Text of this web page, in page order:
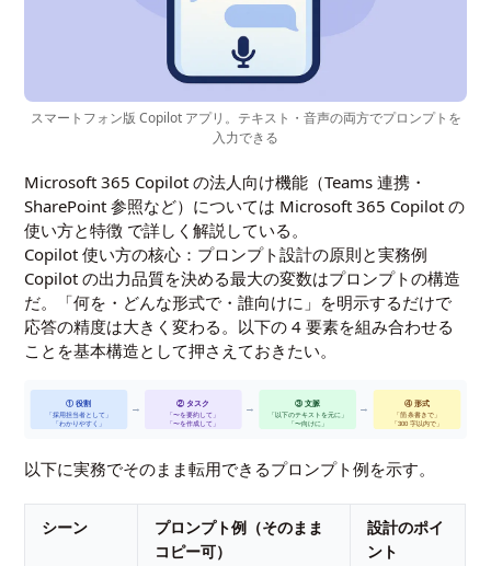
スマートフォン版 Copilot アプリ。テキスト・音声の両方でプロンプトを
入力できる
Microsoft 365 Copilot の法人向け機能（Teams 連携・
SharePoint 参照など）については Microsoft 365 Copilot の
使い方と特徴 で詳しく解説している。
Copilot 使い方の核心：プロンプト設計の原則と実務例
Copilot の出力品質を決める最大の変数はプロンプトの構造
だ。「何を・どんな形式で・誰向けに」を明示するだけで
応答の精度は大きく変わる。以下の 4 要素を組み合わせる
ことを基本構造として押さえておきたい。
① 役割
「採用担当者として」
「わかりやすく」
→ ② タスク
「〜を要約して」
「〜を作成して」
→ ③ 文脈
「以下のテキストを元に」
「〜向けに」
→ ④ 形式
「箇条書きで」
「300 字以内で」
以下に実務でそのまま転用できるプロンプト例を示す。
シーン
プロンプト例（そのまま
コピー可）
設計のポイ
ント